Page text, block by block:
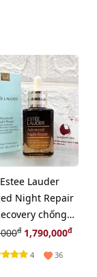
Lauder
Night Repair
chống
chuyên sâu,
đ 1,790,000đ
4 36